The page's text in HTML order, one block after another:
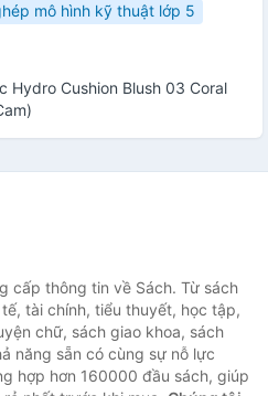
mô hình kỹ thuật lớp 5
Hydro Cushion Blush 03 Coral
cấp thông tin về Sách. Từ sách
tài chính, tiểu thuyết, học tập,
chữ, sách giao khoa, sách
năng sẵn có cùng sự nỗ lực
hợp hơn 160000 đầu sách, giúp